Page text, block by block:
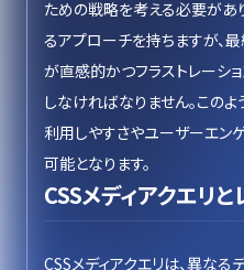
ための戦略を考える必要があ
るアプローチを持ちますが、
が直感的かつフラストレーシ
しなければなりません。このよ
利用しやすさやユーザーエン
可能となります。
CSSメディアクエリ
CSSメディアクエリは、異な